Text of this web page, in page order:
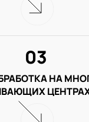
НА
03